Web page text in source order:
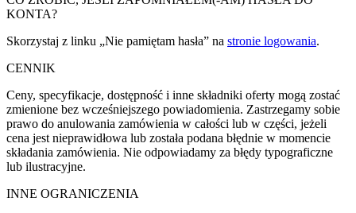
KONTA?
Skorzystaj z linku „Nie pamiętam hasła” na stronie logowania.
CENNIK
Ceny, specyfikacje, dostępność i inne składniki oferty mogą zostać
zmienione bez wcześniejszego powiadomienia. Zastrzegamy sobie
prawo do anulowania zamówienia w całości lub w części, jeżeli
cena jest nieprawidłowa lub została podana błędnie w momencie
składania zamówienia. Nie odpowiadamy za błędy typograficzne
lub ilustracyjne.
INNE OGRANICZENIA